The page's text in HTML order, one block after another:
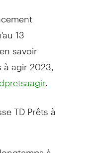
13
savoir
agir 2023,
.
TD Prêts à
à